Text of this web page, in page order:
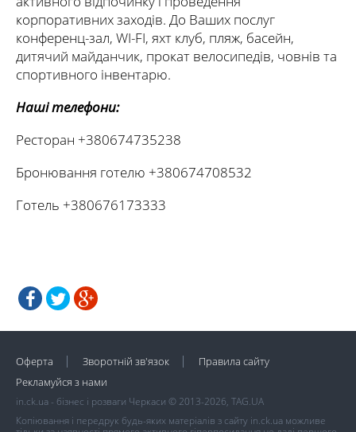
корпоративних заходів. До Ваших послуг
конференц-зал, WI-FI, яхт клуб, пляж, басейн,
дитячий майданчик, прокат велосипедів, човнів та
спортивного інвентарю.
Наші телефони:
Ресторан +380674735238
Бронювання готелю +380674708532
Готель +380676173333
Оферта Зворотній зв'язок
Правила сайту
Рекламуйся з нами
in.ck.ua - бізнес і розваги Черкаси © 2013-2026, TAG.UA
Копіювання і передрук будь-яких матеріалів з сайту in.ck.ua можливе